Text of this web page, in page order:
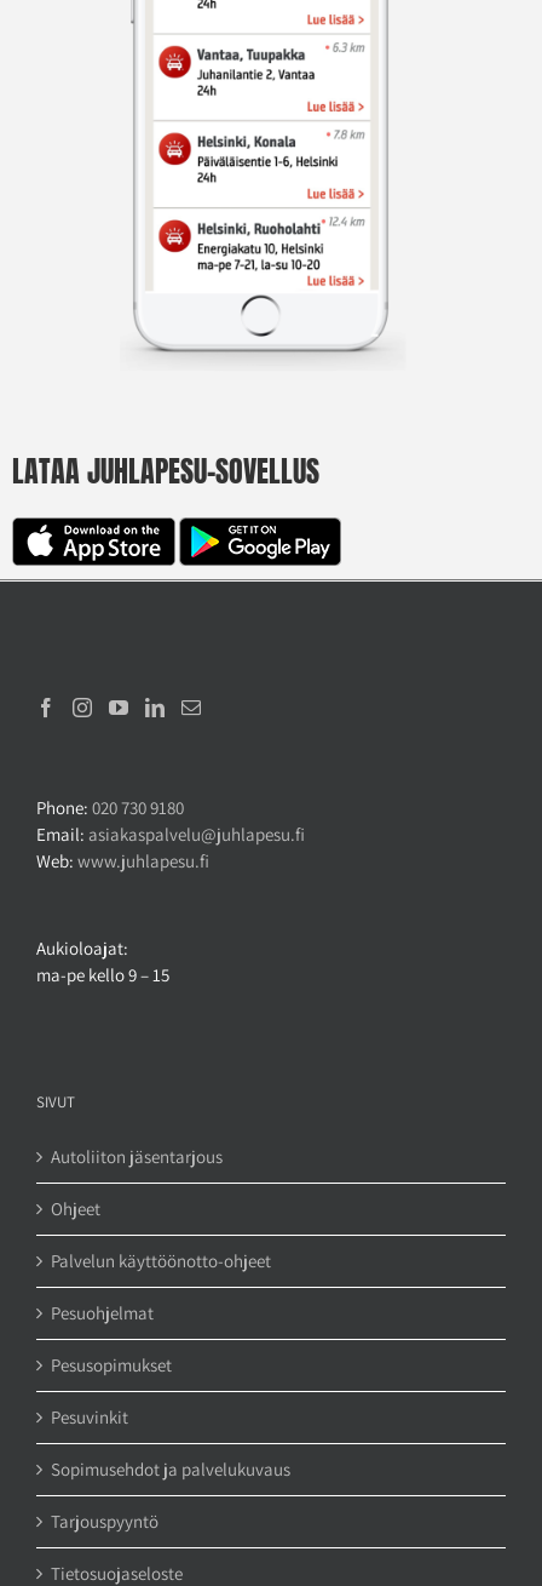
LATAA JUHLAPESU-SOVELLUS
Phone: 020 730 9180
Email: asiakaspalvelu@juhlapesu.fi
Web: www.juhlapesu.fi
Aukioloajat:
ma-pe kello 9 – 15
SIVUT
Autoliiton jäsentarjous
Ohjeet
Palvelun käyttöönotto-ohjeet
Pesuohjelmat
Pesusopimukset
Pesuvinkit
Sopimusehdot ja palvelukuvaus
Tarjouspyyntö
Tietosuojaseloste